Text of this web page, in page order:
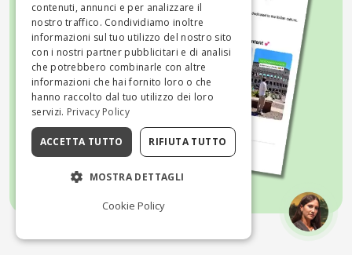
contenuti, annunci e per analizzare il
nostro traffico. Condividiamo inoltre
informazioni sul tuo utilizzo del nostro sito
con i nostri partner pubblicitari e di analisi
che potrebbero combinarle con altre
informazioni che hai fornito loro o che
hanno raccolto dal tuo utilizzo dei loro
servizi. Privacy Policy
ACCETTA TUTTO RIFIUTA TUTTO
MOSTRA DETTAGLI
Cookie Policy